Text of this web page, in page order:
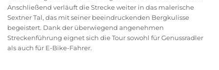
Anschließend verläuft die Strecke weiter in das malerische
Sextner Tal, das mit seiner beeindruckenden Bergkulisse
begeistert. Dank der überwiegend angenehmen
Streckenführung eignet sich die Tour sowohl für Genussradler
als auch für E-Bike-Fahrer.